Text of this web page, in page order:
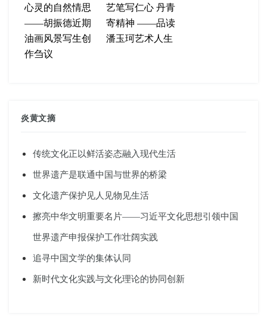
心灵的自然情思
——胡振德近期
油画风景写生创
作刍议
艺笔写仁心 丹青
寄精神 ——品读
潘玉珂艺术人生
炎黄文摘
传统文化正以鲜活姿态融入现代生活
世界遗产是联通中国与世界的桥梁
文化遗产保护见人见物见生活
擦亮中华文明重要名片——习近平文化思想引领中国
世界遗产申报保护工作壮阔实践
追寻中国文学的集体认同
新时代文化实践与文化理论的协同创新